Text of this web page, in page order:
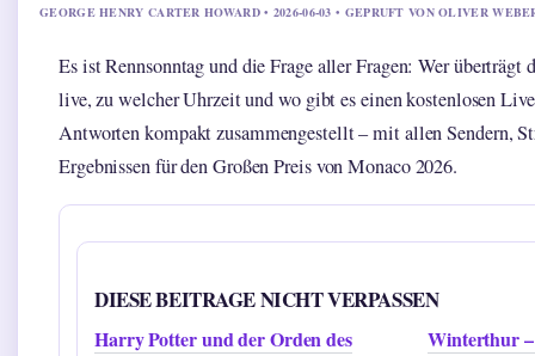
GEORGE HENRY CARTER HOWARD • 2026-06-03 • GEPRUFT VON OLIVER
Es ist Rennsonntag und die Frage aller Fragen: Wer
live, zu welcher Uhrzeit und wo gibt es einen kostenlosen
Antworten kompakt zusammengestellt – mit allen Sendern,
Ergebnissen für den Großen Preis von Monaco 2026.
DIESE BEITRAGE NICHT VERPASSEN
Harry Potter und der Orden des
Winterthur –